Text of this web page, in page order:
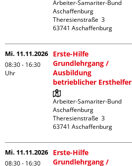
Arbeiter-Samariter-Bund
Aschaffenburg
Theresienstraße  3
Mi. 11.11.2026
08:30 - 16:30
Uhr
Erste-Hilfe
Grundlehrgang /
Ausbildung
betrieblicher Ersthelfer
Arbeiter-Samariter-Bund
Aschaffenburg
Theresienstraße  3
Mi. 11.11.2026
08:30 - 16:30
Erste-Hilfe
Grundlehrgang /